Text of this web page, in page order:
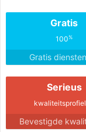
Gratis
100%
Gratis diensten
Serieus
Bevestigde